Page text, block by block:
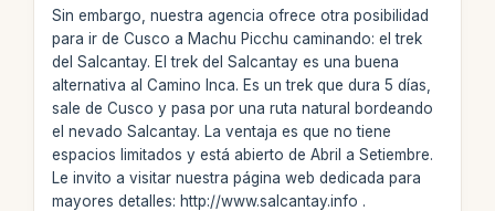
Sin embargo, nuestra agencia ofrece otra posibilidad
para ir de Cusco a Machu Picchu caminando: el trek
del Salcantay. El trek del Salcantay es una buena
alternativa al Camino Inca. Es un trek que dura 5 días,
sale de Cusco y pasa por una ruta natural bordeando
el nevado Salcantay. La ventaja es que no tiene
espacios limitados y está abierto de Abril a Setiembre.
Le invito a visitar nuestra página web dedicada para
mayores detalles: http://www.salcantay.info .